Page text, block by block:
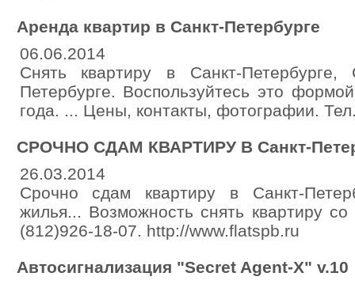
Аренда квартир в Санкт-Петербурге
06.06.2014
Снять квартиру в Санкт-
Петербурге. Воспользуйтесь это
года. ... Цены, контакты, фотографии.
СРОЧНО СДАМ КВАРТИРУ В Санкт-
26.03.2014
Срочно сдам квартиру в Санкт-
жилья... Возможность снять квартиру
(812)926-18-07. http://www.flatspb.ru
Автосигнализация "Secret Agent-X" v.10